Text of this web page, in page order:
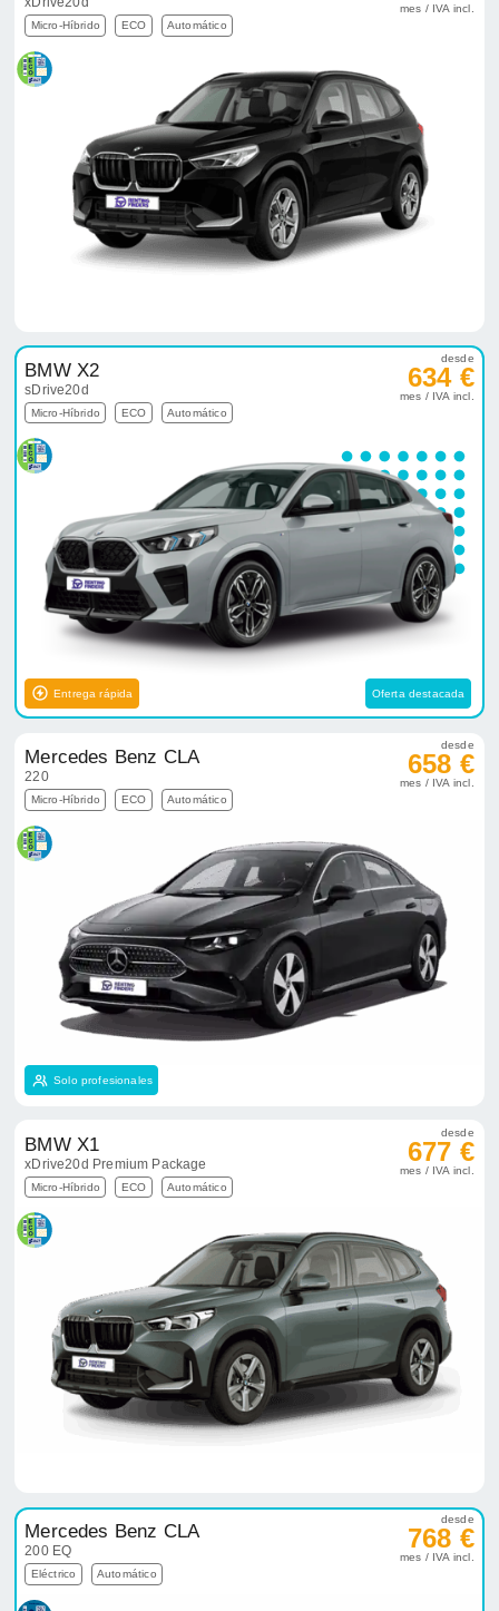
Micro-Híbrido ECO Automático
mes / IVA incl.
BMW X2
sDrive20d
Micro-Híbrido ECO Automático
desde
634 €
mes / IVA incl.
Entrega rápida Oferta destacada
Mercedes Benz CLA
220
Micro-Híbrido ECO Automático
desde
658 €
mes / IVA incl.
Solo profesionales
BMW X1
xDrive20d Premium Package
Micro-Híbrido ECO Automático
desde
677 €
mes / IVA incl.
Mercedes Benz CLA
200 EQ
Eléctrico Automático
desde
768 €
mes / IVA incl.